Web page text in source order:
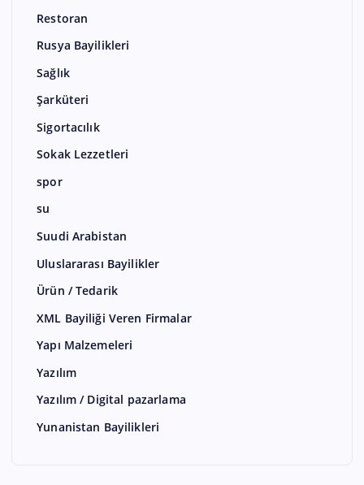
Restoran
Rusya Bayilikleri
Sağlık
Şarküteri
Sigortacılık
Sokak Lezzetleri
spor
su
Suudi Arabistan
Uluslararası Bayilikler
Ürün / Tedarik
XML Bayiliği Veren Firmalar
Yapı Malzemeleri
Yazılım
Yazılım / Digital pazarlama
Yunanistan Bayilikleri